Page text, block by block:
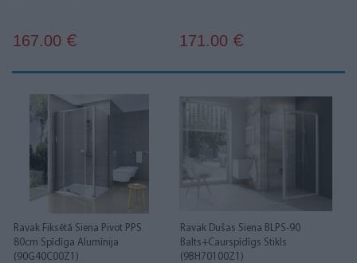
167.00 € 171.00 €
Ravak Fiksētā Siena Pivot PPS
80cm Spīdīga Alumīnija
(90G40C00Z1)
Ravak Dušas Siena BLPS-90
Balts+Caurspīdīgs Stikls
(9BH70100Z1)